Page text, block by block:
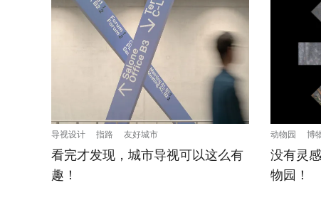
导视设计 指路 友好城市
看完才发现，城市导视可以这么有
趣！
动物园 博
没有灵
物园！